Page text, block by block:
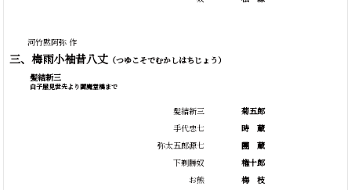
河竹黙阿弥 作
三、梅雨小袖昔八丈（つゆこそでむかしはちじょう）
髪結新三
白子屋見世先より閻魔堂橋まで
髪結新三
手代忠七
弥太五郎源七
下剃勝奴
お熊
菊五郎
時
蔵
團
蔵
権十郎
梅
枝